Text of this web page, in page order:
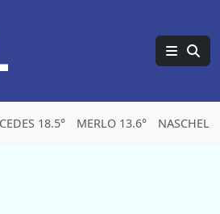
18.5° MERLO 13.6° NASCHEL